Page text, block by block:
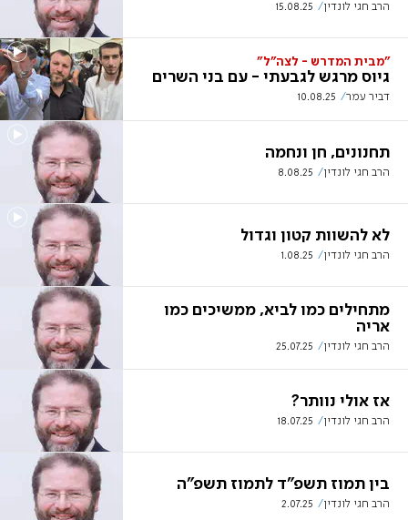
הרב חגי לונדין 15.08.25
"מבית המדרש - לצה"ל"
גיוס מרגש לגבעתי - עם בני השרים
דביר עמר 10.08.25
תחנונים, חן ונחמה
הרב חגי לונדין 8.08.25
לא להשוות קטון וגדול
הרב חגי לונדין 1.08.25
מתחילים כמו לביא, ממשיכים כמו
אריה
הרב חגי לונדין 25.07.25
אז אולי נוותר?
הרב חגי לונדין 18.07.25
בין תמוז תשפ"ד לתמוז תשפ"ה
הרב חגי לונדין 2.07.25